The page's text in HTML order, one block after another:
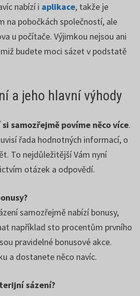
nabízí i aplikace, takže je
na pobočkách společností, ale
u počítače. Výjimkou nejsou ani
budete moci sázet v podstatě
a jeho hlavní výhody
samozřejmě povíme něco více.
řada hodnotných informací, o
To nejdůležitější Vám nyní
otázek a odpovědí.
samozřejmě nabízí bonusy,
například sto procentům prvního
pravidelné bonusové akce.
a dostanete něco navíc.
sázení?